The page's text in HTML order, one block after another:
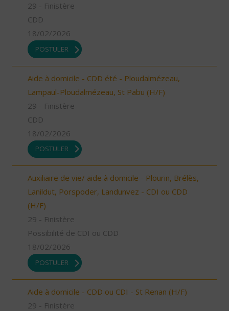
29 - Finistère
CDD
18/02/2026
POSTULER
Aide à domicile - CDD été - Ploudalmézeau,
Lampaul-Ploudalmézeau, St Pabu (H/F)
29 - Finistère
CDD
18/02/2026
POSTULER
Auxiliaire de vie/ aide à domicile - Plourin, Brélès,
Lanildut, Porspoder, Landunvez - CDI ou CDD
(H/F)
29 - Finistère
Possibilité de CDI ou CDD
18/02/2026
POSTULER
Aide à domicile - CDD ou CDI - St Renan (H/F)
29 - Finistère